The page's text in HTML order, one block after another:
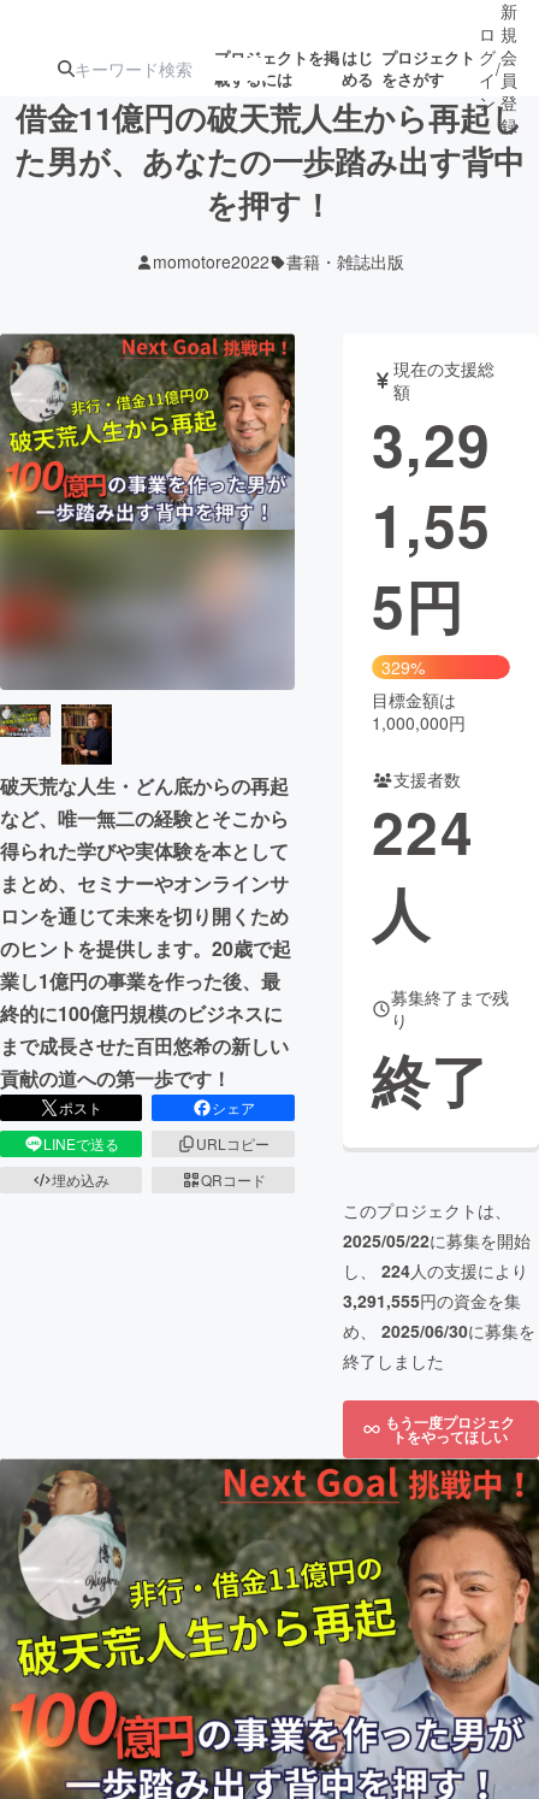
プロジェクトを掲
載するには
はじ
める
プロジェクト
をさがす
注目の新着プロ
ジェクト
募集終了が近いプ
テクノロジー・ガジェット
映像・映画 書籍・雑誌
ビジネス・起業 チャレンジ
CAMPFIRE Creation
CAMPFIREふるさと納税machi-ya コミュニティ
ロ
グ
イ
ン
/
新
規
会
員
登
録
借金11億円の破天荒人生から再起し
た男が、あなたの一歩踏み出す背中
を押す！
momotore2022 書籍・雑誌出版
破天荒な人生・どん底からの再起
など、唯一無二の経験とそこから
得られた学びや実体験を本として
まとめ、セミナーやオンラインサ
ロンを通じて未来を切り開くため
のヒントを提供します。20歳で起
業し1億円の事業を作った後、最
終的に100億円規模のビジネスに
まで成長させた百田悠希の新しい
貢献の道への第一歩です！
ポスト
シェア
LINEで送る
URLコピー
埋め込み
QRコード
現在の支援総
額
3,29
1,55
5円
329%
目標金額は
1,000,000円
支援者数
224
人
募集終了まで残
り
終了
このプロジェクトは、
2025/05/22に募集を開始
し、 224人の支援により
3,291,555円の資金を集
め、 2025/06/30に募集を
終了しました
もう一度プロジェク
トをやってほしい